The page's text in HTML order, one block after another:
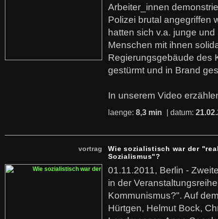
Arbeiter_innen
Polizei brutal angegriffen
hatten sich v.a. junge
Menschen mit ihnen
Regierungsgebäude des
gestürmt und in Brand
In unserem Video
laenge: 8,3 min | datum:
vortrag
Wie sozialistisch war der
Sozialismus"?
01.11.2011, Berlin -
in der
Kommunismus?". Auf
Hürtgen, Helmut Bock,